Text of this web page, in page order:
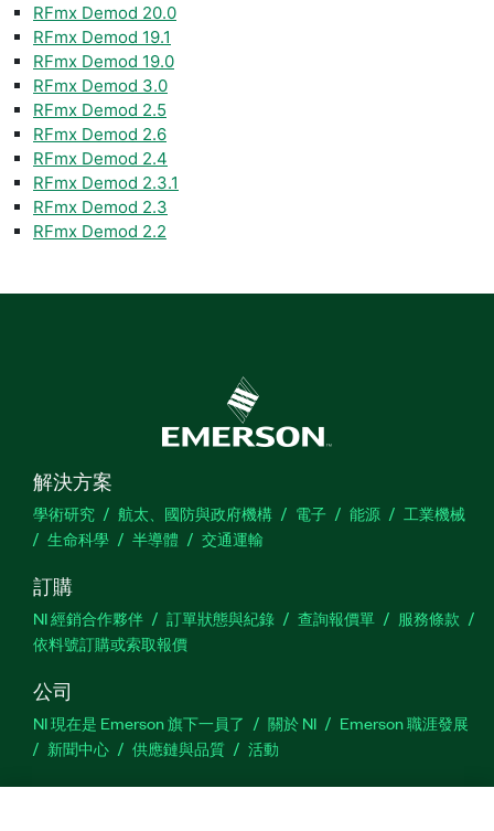
RFmx Demod 20.0
RFmx Demod 19.1
RFmx Demod 19.0
RFmx Demod 3.0
RFmx Demod 2.5
RFmx Demod 2.6
RFmx Demod 2.4
RFmx Demod 2.3.1
RFmx Demod 2.3
RFmx Demod 2.2
解決方案
學術研究 航太、國防與政府機構 電子 能源
工業機械
生命科學
半導體 交通運輸
訂購
NI 經銷合作夥伴 訂單狀態與紀錄 查詢報價單
服務條款
依料號訂購或索取報價
公司
NI 現在是 Emerson 旗下一員了 關於 NI
Emerson 職涯發展
新聞中心
供應鏈與品質 活動
支援